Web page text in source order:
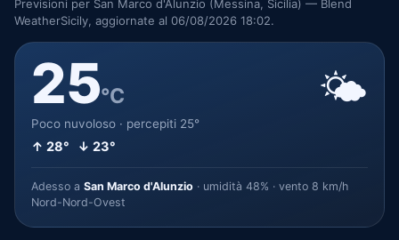
Previsioni per San Marco d'Alunzio (Messina, Sicilia) — Blend
WeatherSicily, aggiornate al 06/08/2026 18:02.
25°C
Poco nuvoloso · percepiti 25°
↑ 28° ↓ 23°
🌤️
Adesso a San Marco d'Alunzio · umidità 48% · vento 8 km/h
Nord-Nord-Ovest